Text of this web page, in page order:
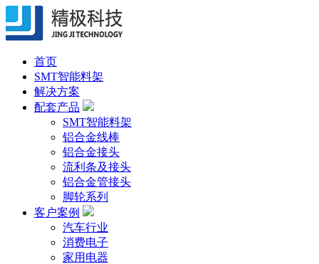
首页
SMT智能料架
解决方案
配套产品
SMT智能料架
铝合金线棒
铝合金接头
流利条及接头
铝合金管接头
脚轮系列
客户案例
汽车行业
消费电子
家用电器